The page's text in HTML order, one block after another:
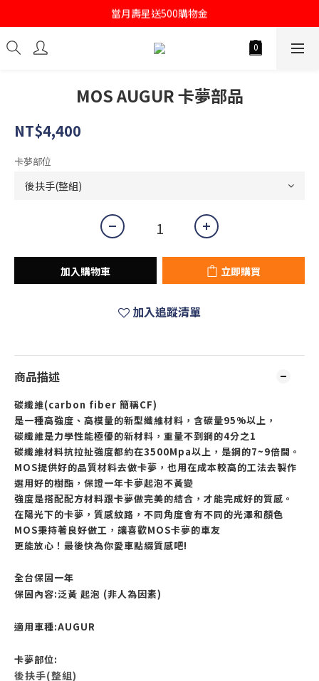
註冊會員即送購物金100
當月壽星送500購物金
MOS AUGUR 卡夢部品
NT$4,400
卡夢部位
加入購物車 立即購買
加入追蹤清單
商品描述
碳纖維(carbon fiber 簡稱CF)
是一種高強度、高模量的新型纖維材料，含碳量95%以上，
碳纖維是力學性能極優的新材料， 重量不到鋼的4分之1
碳纖維材料抗拉扯強度都約在3500Mpa以上，是鋼的7~9倍間。
MOS提供好的品質材料去做卡夢，也用在成本較高的工法去製作
選用好的樹酯，保證一年卡夢起泡不黃變
強度是搭配配方材料跟卡夢做完美的結合，才能完成好的質感。
在陽光下的卡夢，質感紋路，不同角度會有不同的光澤和顏色
MOS秉持著良好做工，讓喜歡MOS卡夢的車友
更能放心！最後快為你愛車點綴質感吧!
全台保固一年
保固內容:泛黃 起泡 (非人為因素)
適用車種:AUGUR
卡夢部位:
後扶手(整組)